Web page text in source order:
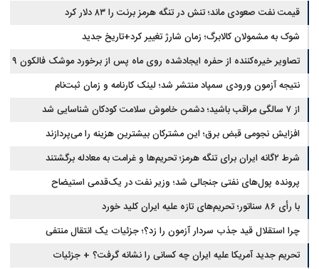
قیمت نفت صعودی ماند؛ تنش در تنگه هرمز برنت را ۸۳ دلار کرد
شوک به مشمولان کالابرگ؛ زمان شارژ تغییر کرد+تاریخ جدید
تصاویر خیره‌کننده از حفره ایجادشده روی ماه پس از برخورد موشک فالکون ۹
نتیجه آزمون ورودی سمپاد منتشر شد؛ لینک کارنامه و زمان ثبت‌نام
از ۷ سالگی مراقب باشید؛ دشمن خاموش سلامت کودکان شناسایی شد
افزایش نجومی قبض برق؛ این مشترکان بیشترین هزینه را می‌پردازند
شرط ۲گانه ایران برای تنگه هرمز؛ تحریم‌ها و غرامت به معادله برگشتند
پرونده پول‌های نفتی جنجالی شد؛ وزیر نفت در یک‌قدمی استیضاح
با رأی ۸۶ سناتور؛ تحریم‌های تازه علیه ایران کلید خورد
چرا استقلال قید جذب سردار آزمون را زد؟؛ جزئیات یک انتقال منتفی
تحریم جدید آمریکا علیه ایران چه کسانی را نشانه گرفت؟ + جزئیات